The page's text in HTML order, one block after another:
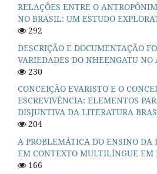
RELAÇÕES ENTRE O
NO BRASIL: UM ESTUDO
292
DESCRIÇÃO E DOCUMENTAÇÃO
VARIEDADES DO NHEENGATU NO
230
CONCEIÇÃO EVARISTO E O
ESCREVIVÊNCIA: ELEMENTOS
DISJUNTIVA DA LITERATURA
204
A PROBLEMÁTICA DO ENSINO DA
EM CONTEXTO MULTILÍNGUE EM
166